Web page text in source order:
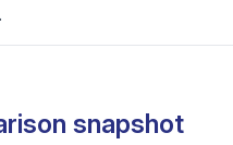
snapshot